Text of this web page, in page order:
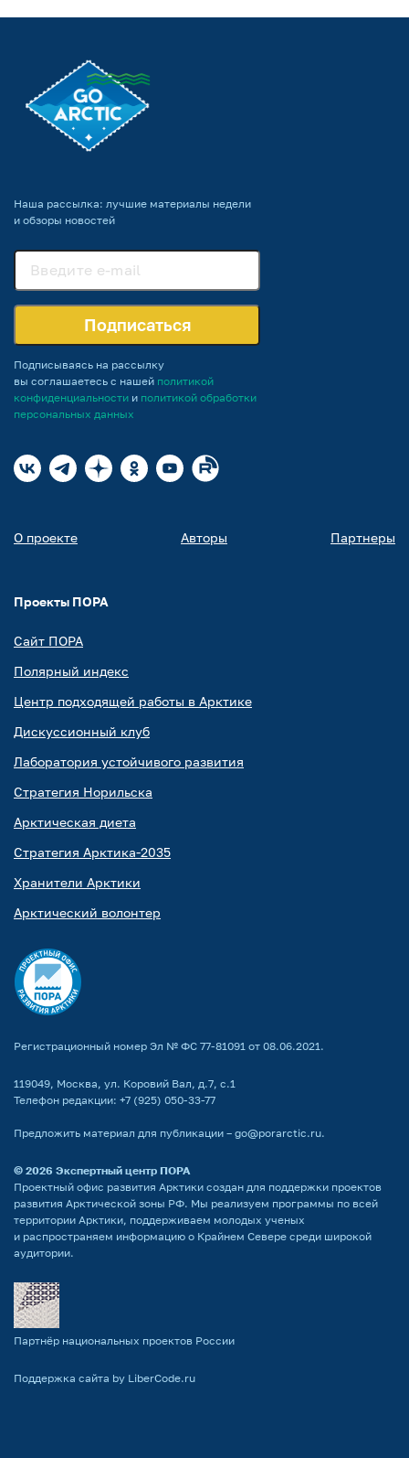
Наша рассылка: лучшие материалы недели
и обзоры новостей
Подписаться
Подписываясь на рассылку
вы соглашаетесь с нашей политикой
конфиденциальности и политикой обработки
персональных данных
О проекте Авторы Партнеры
Проекты ПОРА
Сайт ПОРА
Полярный индекс
Центр подходящей работы в Арктике
Дискуссионный клуб
Лаборатория устойчивого развития
Стратегия Норильска
Арктическая диета
Стратегия Арктика-2035
Хранители Арктики
Арктический волонтер
Регистрационный номер Эл № ФС 77-81091 от 08.06.2021.
119049, Москва, ул. Коровий Вал, д.7, с.1
Телефон редакции: +7 (925) 050-33-77
Предложить материал для публикации – go@porarctic.ru.
© 2026 Экспертный центр ПОРА
Проектный офис развития Арктики создан для поддержки проектов
развития Арктической зоны РФ. Мы реализуем программы по всей
территории Арктики, поддерживаем молодых ученых
и распространяем информацию о Крайнем Севере среди широкой
аудитории.
Партнёр национальных проектов России
Поддержка сайта by LiberCode.ru